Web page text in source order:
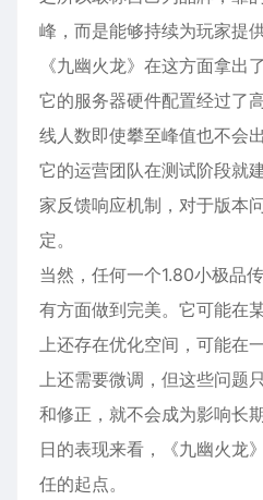
峰，而是能够持续为玩家提
《九幽火龙》在这方面拿出
它的服务器硬件配置经过了
线人数即使攀至峰值也不会
它的运营团队在测试阶段就
家反馈响应机制，对于版本
定。
当然，任何一个1.80小极品
有方面做到完美。它可能在
上还存在优化空间，可能在
上还需要微调，但这些问题
和修正，就不会成为影响长
日的表现来看，《九幽火龙
任的起点。